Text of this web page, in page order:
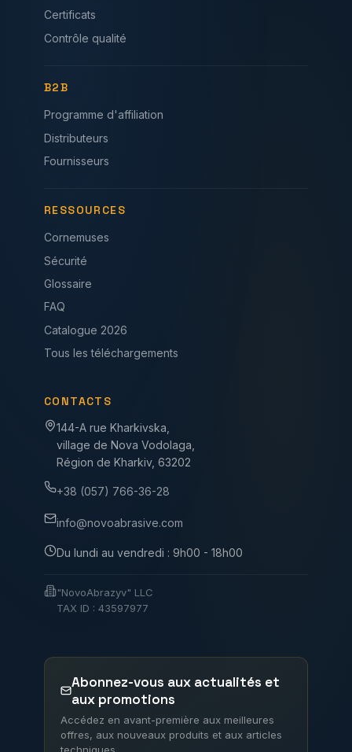
Certificats
Contrôle qualité
B2B
Programme d'affiliation
Distributeurs
Fournisseurs
RESSOURCES
Cornemuses
Sécurité
Glossaire
FAQ
Catalogue 2026
Tous les téléchargements
CONTACTS
144-A rue Kharkivska,
village de Nova Vodolaga,
Région de Kharkiv, 63202
+38 (057) 766-36-28
info@novoabrasive.com
Du lundi au vendredi : 9h00 - 18h00
"NovoAbrazyv" LLC
TAX ID : 43597977
Abonnez-vous aux actualités et
aux promotions
Accédez en avant-première aux meilleures
offres, aux nouveaux produits et aux articles
techniques.